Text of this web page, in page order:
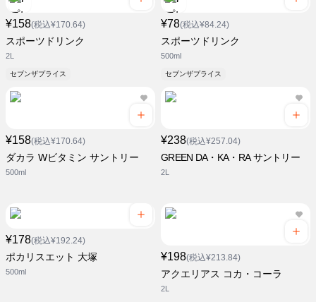
¥158(税込¥170.64)
スポーツドリンク
2L
セブンザプライス
¥78(税込¥84.24)
スポーツドリンク
500ml
セブンザプライス
¥158(税込¥170.64)
ダカラ Wビタミン サントリー
500ml
¥238(税込¥257.04)
GREEN DA・KA・RA サントリー
2L
¥178(税込¥192.24)
ポカリスエット 大塚
500ml
¥198(税込¥213.84)
アクエリアス コカ・コーラ
2L